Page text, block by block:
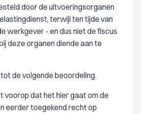
door de uitvoeringsorganen
terwijl ten tijde van
werkgever - en dus niet de fiscus
deze organen diende aan te
de volgende beoordeling.
voorop dat het hier gaat om de
eerder toegekend recht op